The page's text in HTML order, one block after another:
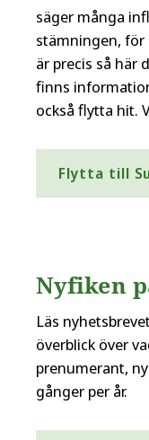
säger många
stämningen,
är precis så här
finns
också flytta hit.
Flytta till
Nyfiken
Läs
överblick över
prenumerant,
gånger per år.